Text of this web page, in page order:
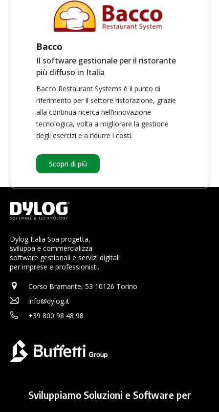
Bacco
Il software gestionale per il ristorante
più diffuso in Italia
Bacco Restaurant Systems è il punto di
riferimento per il settore ristorazione, grazie
alla continua ricerca nell’innovazione
tecnologica, volta a migliorare la gestione
degli esercizi e a ridurre i costi.
Scopri di più
Dylog Italia Spa progetta,
sviluppa e commercializza
software gestionali e servizi digitali
per imprese e professionisti.
Corso Bramante, 53 10126 Torino
info@dylog.it
+39 800 98 48 98
Sviluppiamo Soluzioni e Software per